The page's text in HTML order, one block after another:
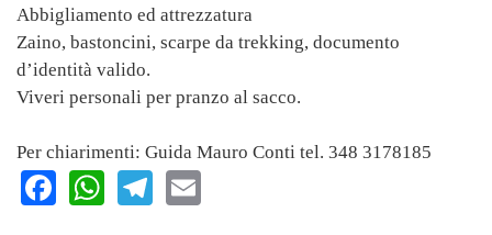
Abbigliamento ed attrezzatura
Zaino, bastoncini, scarpe da trekking, documento
d’identità valido.
Viveri personali per pranzo al sacco.
Per chiarimenti: Guida Mauro Conti tel. 348 3178185
Facebook
WhatsApp
Telegram